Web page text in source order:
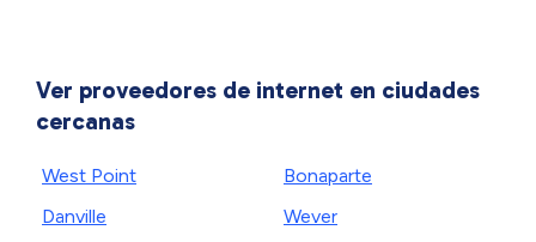
Ver proveedores de internet en ciudades
cercanas
West Point
Danville
Bonaparte
Wever